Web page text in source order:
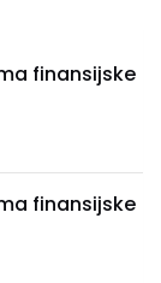
finansijske
finansijske